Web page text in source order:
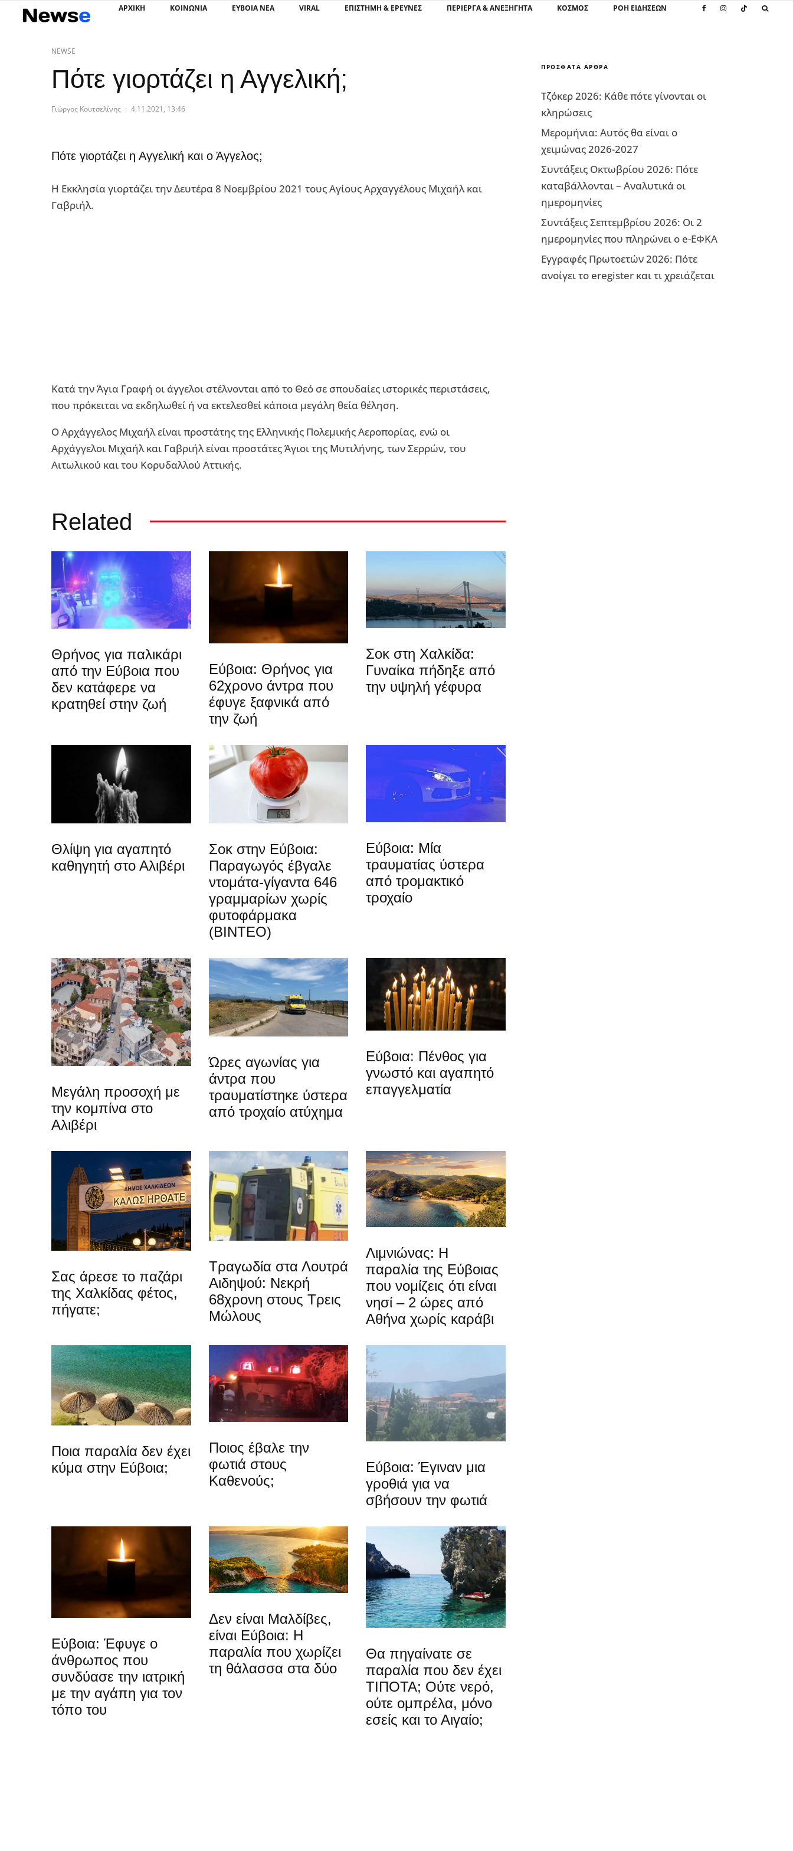
ΑΡΧΙΚΗ ΚΟΙΝΩΝΙΑ ΕΥΒΟΙΑ ΝΕΑ VIRAL ΕΠΙΣΤΉΜΗ & ΈΡΕΥΝΕΣ ΠΕΡΊΕΡΓΑ & ΑΝΕΞΉΓΗΤΑ ΚΌΣΜΟΣ ΡΟΗ ΕΙΔΗΣΕΩΝ
NEWSE
Πότε γιορτάζει η Αγγελική;
Γιώργος Κουτσελίνης · 4.11.2021, 13:46
Πότε γιορτάζει η Αγγελική και ο Άγγελος;
Η Εκκλησία γιορτάζει την Δευτέρα 8 Νοεμβρίου 2021 τους Αγίους Αρχαγγέλους Μιχαήλ και
Γαβριήλ.
Κατά την Άγια Γραφή οι άγγελοι στέλνονται από το Θεό σε σπουδαίες ιστορικές περιστάσεις,
που πρόκειται να εκδηλωθεί ή να εκτελεσθεί κάποια μεγάλη θεία θέληση.
Ο Αρχάγγελος Μιχαήλ είναι προστάτης της Ελληνικής Πολεμικής Αεροπορίας, ενώ οι
Αρχάγγελοι Μιχαήλ και Γαβριήλ είναι προστάτες Άγιοι της Μυτιλήνης, των Σερρών, του
Αιτωλικού και του Κορυδαλλού Αττικής.
Related
Θρήνος για παλικάρι
από την Εύβοια που
δεν κατάφερε να
κρατηθεί στην ζωή
Εύβοια: Θρήνος για
62χρονο άντρα που
έφυγε ξαφνικά από
την ζωή
Σοκ στη Χαλκίδα:
Γυναίκα πήδηξε από
την υψηλή γέφυρα
Θλίψη για αγαπητό
καθηγητή στο Αλιβέρι
Σοκ στην Εύβοια:
Παραγωγός έβγαλε
ντομάτα-γίγαντα 646
γραμμαρίων χωρίς
φυτοφάρμακα
(ΒΙΝΤΕΟ)
Εύβοια: Μία
τραυματίας ύστερα
από τρομακτικό
τροχαίο
Μεγάλη προσοχή με
την κομπίνα στο
Αλιβέρι
Ώρες αγωνίας για
άντρα που
τραυματίστηκε ύστερα
από τροχαίο ατύχημα
Εύβοια: Πένθος για
γνωστό και αγαπητό
επαγγελματία
Σας άρεσε το παζάρι
της Χαλκίδας φέτος,
πήγατε;
Τραγωδία στα Λουτρά
Αιδηψού: Νεκρή
68χρονη στους Τρεις
Μώλους
Λιμνιώνας: Η
παραλία της Εύβοιας
που νομίζεις ότι είναι
νησί – 2 ώρες από
Αθήνα χωρίς καράβι
Ποια παραλία δεν έχει
κύμα στην Εύβοια;
Ποιος έβαλε την
φωτιά στους
Καθενούς;
Εύβοια: Έγιναν μια
γροθιά για να
σβήσουν την φωτιά
Εύβοια: Έφυγε ο
άνθρωπος που
συνδύασε την ιατρική
με την αγάπη για τον
τόπο του
Δεν είναι Μαλδίβες,
είναι Εύβοια: Η
παραλία που χωρίζει
τη θάλασσα στα δύο
Θα πηγαίνατε σε
παραλία που δεν έχει
ΤΙΠΟΤΑ; Ούτε νερό,
ούτε ομπρέλα, μόνο
εσείς και το Αιγαίο;
ΠΡΌΣΦΑΤΑ ΆΡΘΡΑ
Τζόκερ 2026: Κάθε πότε γίνονται οι
κληρώσεις
Μερομήνια: Αυτός θα είναι ο
χειμώνας 2026-2027
Συντάξεις Οκτωβρίου 2026: Πότε
καταβάλλονται – Αναλυτικά οι
ημερομηνίες
Συντάξεις Σεπτεμβρίου 2026: Οι 2
ημερομηνίες που πληρώνει ο e-ΕΦΚΑ
Εγγραφές Πρωτοετών 2026: Πότε
ανοίγει το eregister και τι χρειάζεται